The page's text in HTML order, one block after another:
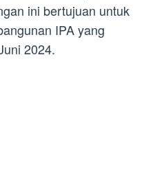
ini bertujuan untuk
IPA yang
2024.